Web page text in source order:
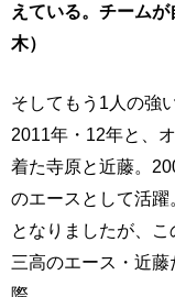
えている。チーム
木）
そしてもう1人の強
2011年・12年と、
着た寺原と近藤。
のエースとして活
となりましたが、
三高のエース・近